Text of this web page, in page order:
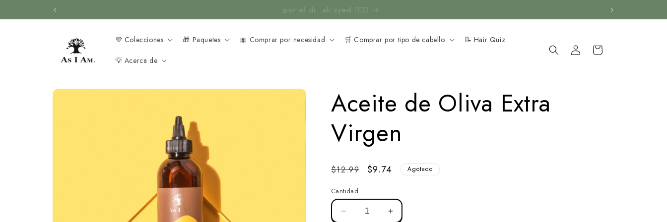
Masajeador de cuero cabelludo gratis con pedidos superiores a 35 $.
💜 Colecciones 🎁 Paquetes 🎀 Comprar por necesidad 🛒 Comprar por tipo de cabello 📝 Hair Quiz
💡 Acerca de
en el
Carrito
Ir a la
Aceite de Oliva Extra
Virgen
Precio
$12.99
Precio
venta
$9.74 Agotado
Cantidad
Disminuir
Aumentar